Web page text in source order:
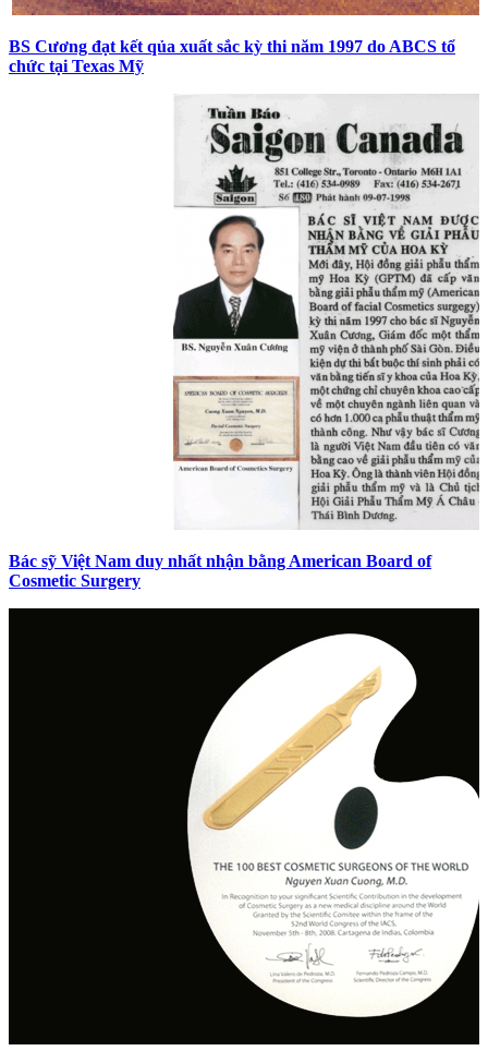
BS Cương đạt kết qủa xuất sắc kỳ thi năm 1997 do ABCS tổ
chức tại Texas Mỹ
Bác sỹ Việt Nam duy nhất nhận bằng American Board of
Cosmetic Surgery